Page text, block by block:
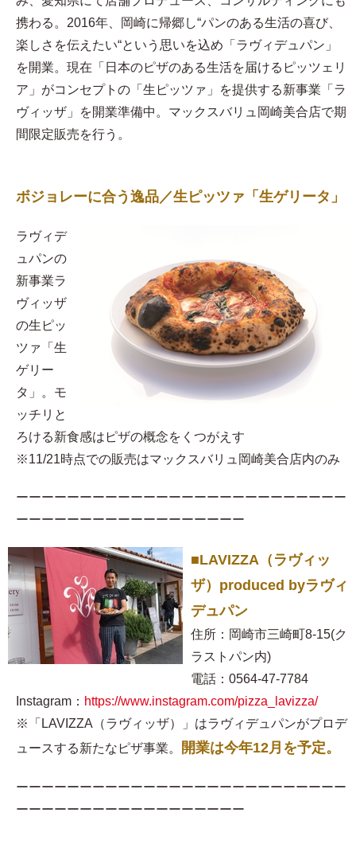
携わる。2016年、岡崎に帰郷し“パンのある生活の喜び、
楽しさを伝えたい“という思いを込め「ラヴィデュパン」
を開業。現在「日本のピザのある生活を届けるピッツェリ
ア」がコンセプトの「生ピッツァ」を提供する新事業「ラ
ヴィッザ」を開業準備中。マックスバリュ岡崎美合店で期
間限定販売を行う。
ボジョレーに合う逸品／生ピッツァ「生ゲリータ」
ラヴィデ
ュパンの
新事業ラ
ヴィッザ
の生ピッ
ツァ「生
ゲリー
タ」。モ
ッチリと
ろける新食感はピザの概念をくつがえす
※11/21時点での販売はマックスバリュ岡崎美合店内のみ
ーーーーーーーーーーーーーーーーーーーーーーーーーー
ーーーーーーーーーーーーーーーーーー
■LAVIZZA（ラヴィッ
ザ）produced byラヴィ
デュパン
住所：岡崎市三崎町8-15(ク
ラストパン内)
電話：0564-47-7784
Instagram： https://www.instagram.com/pizza_lavizza/
※「LAVIZZA（ラヴィッザ）」はラヴィデュパンがプロデ
ュースする新たなピザ事業。
開業は今年12月を予定。
ーーーーーーーーーーーーーーーーーーーーーーーーーー
ーーーーーーーーーーーーーーーーーー